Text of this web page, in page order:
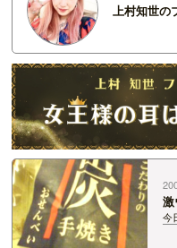
上村知世の
今